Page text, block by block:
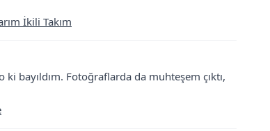
İkili Takım
bayıldım. Fotoğraflarda da muhteşem çıktı,